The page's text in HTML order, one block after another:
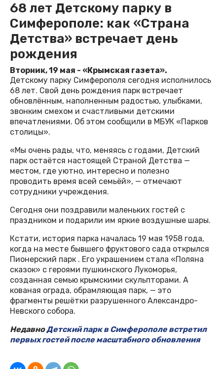
68 лет Детскому парку в
Симферополе: как «Страна
Детства» встречает день
рождения
Вторник, 19 мая - «Крымская газета».
Детскому парку Симферополя сегодня исполнилось
68 лет. Свой день рождения парк встречает
обновлённым, наполненным радостью, улыбками,
звонким смехом и счастливыми детскими
впечатлениями. Об этом сообщили в МБУК «Парков
столицы».
«Мы очень рады, что, меняясь с годами, Детский
парк остаётся настоящей Страной Детства —
местом, где уютно, интересно и полезно
проводить время всей семьёй», — отмечают
сотрудники учреждения.
Сегодня они поздравили маленьких гостей с
праздником и подарили им яркие воздушные шары.
Кстати, история парка началась 19 мая 1958 года,
когда на месте бывшего фруктового сада открылся
Пионерский парк . Его украшением стала «Поляна
сказок» с героями пушкинского Лукоморья,
созданная семью крымскими скульпторами. А
кованая ограда, обрамляющая парк, — это
фрагменты решётки разрушенного Александро-
Невского собора.
НедавноДетский парк в Симферополе встретил
первых гостей после масштабного обновления